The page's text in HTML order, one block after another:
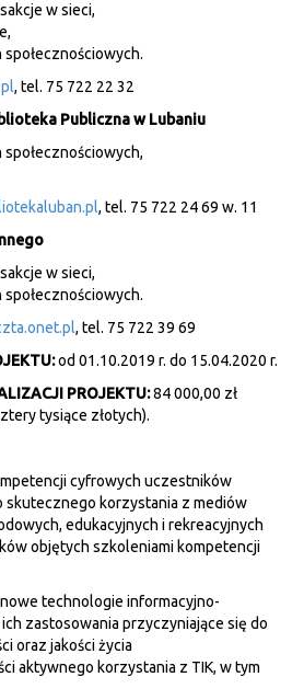
w sieci,
społecznościowych.
, tel. 75 722 22 32
Publiczna w Lubaniu
społecznościowych,
, tel. 75 722 24 69 w. 11
w sieci,
społecznościowych.
, tel. 75 722 39 69
od 01.10.2019 r. do 15.04.2020 r.
PROJEKTU:84 000,00 zł
tysiące złotych).
cyfrowych uczestników
skutecznego korzystania z mediów
edukacyjnych i rekreacyjnych
objętych szkoleniami kompetencji
technologie informacyjno-
zastosowania przyczyniające się do
oraz jakości życia
aktywnego korzystania z TIK, w tym